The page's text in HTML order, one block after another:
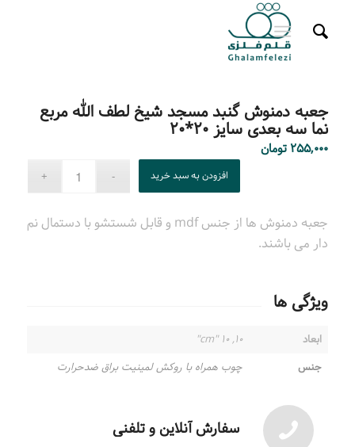
جعبه دمنوش گنبد مسجد شیخ لطف الله مربع
نما سه بعدی سایز ۲۰*۲۰
۲۵۵,۰۰۰ تومان
افزودن به سبد خرید
جعبه دمنوش ها از جنس mdf و قابل شستشو با دستمال نم
دار می باشند.
ویژگی ها
ابعاد
۱۰, ۱۰ "cm"
جنس
چوب همراه با روکش لمینیت براق ضدحرارت
سفارش آنلاین و تلفنی